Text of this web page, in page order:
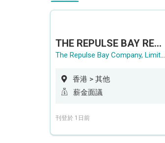
THE REPULSE BAY RECRUITMENT DAY 淺水灣影灣園人才招聘會
The Repulse Bay Company, Limited
香港 > 其他
薪金面議
刊登於 1日前